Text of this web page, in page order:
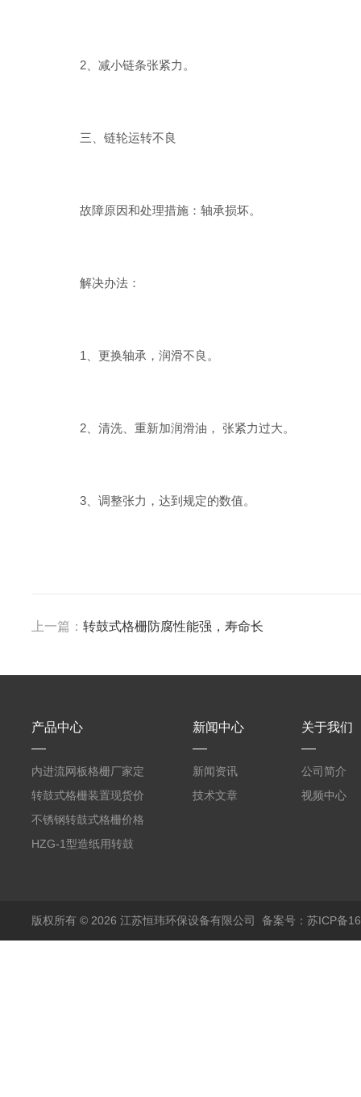
2、减小链条张紧力。
三、链轮运转不良
故障原因和处理措施：轴承损坏。
解决办法：
1、更换轴承，润滑不良。
2、清洗、重新加润滑油， 张紧力过大。
3、调整张力，达到规定的数值。
上一篇： 转鼓式格栅防腐性能强，寿命长
产品中心
内进流网板格栅厂家定
制
转鼓式格栅装置现货价
格
不锈钢转鼓式格栅价格
HZG-1型造纸用转鼓
新闻中心
新闻资讯
技术文章
关于我们
公司简介
视频中心
版权所有 © 2026 江苏恒玮环保设备有限公司 备案号：苏ICP备